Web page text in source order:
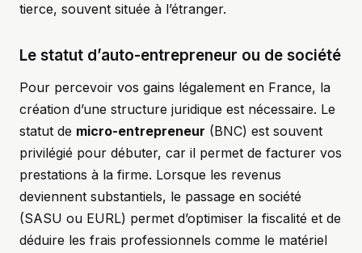
tierce, souvent située à l’étranger.
Le statut d’auto-entrepreneur ou de société
Pour percevoir vos gains légalement en France, la
création d’une structure juridique est nécessaire. Le
statut de micro-entrepreneur (BNC) est souvent
privilégié pour débuter, car il permet de facturer vos
prestations à la firme. Lorsque les revenus
deviennent substantiels, le passage en société
(SASU ou EURL) permet d’optimiser la fiscalité et de
déduire les frais professionnels comme le matériel